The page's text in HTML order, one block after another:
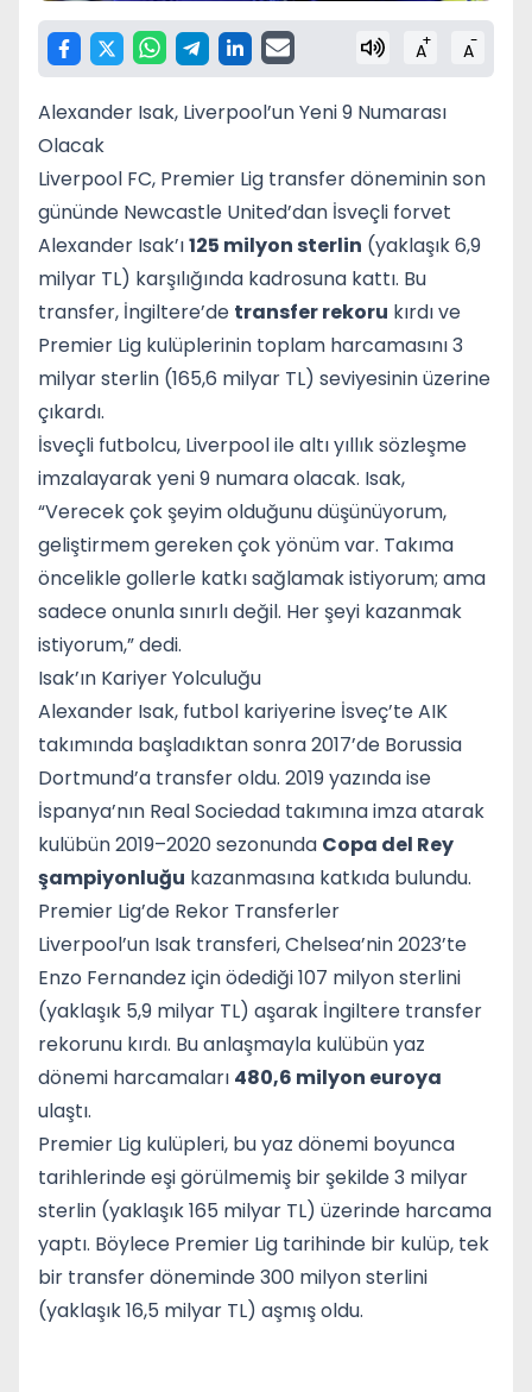
A+ A-
Alexander Isak, Liverpool’un Yeni 9 Numarası
Olacak
Liverpool FC, Premier Lig transfer döneminin son
gününde Newcastle United’dan İsveçli forvet
Alexander Isak’ı125 milyon sterlin (yaklaşık 6,9
milyar TL) karşılığında kadrosuna kattı. Bu
transfer, İngiltere’de transfer rekoru kırdı ve
Premier Lig kulüplerinin toplam harcamasını 3
milyar sterlin (165,6 milyar TL) seviyesinin üzerine
çıkardı.
İsveçli futbolcu, Liverpool ile altı yıllık sözleşme
imzalayarak yeni 9 numara olacak. Isak,
“Verecek çok şeyim olduğunu düşünüyorum,
geliştirmem gereken çok yönüm var. Takıma
öncelikle gollerle katkı sağlamak istiyorum; ama
sadece onunla sınırlı değil. Her şeyi kazanmak
istiyorum,” dedi.
Isak’ın Kariyer Yolculuğu
Alexander Isak, futbol kariyerine İsveç’te AIK
takımında başladıktan sonra 2017’de Borussia
Dortmund’a transfer oldu. 2019 yazında ise
İspanya’nın Real Sociedad takımına imza atarak
kulübün 2019–2020 sezonunda Copa del Rey
şampiyonluğu kazanmasına katkıda bulundu.
Premier Lig’de Rekor Transferler
Liverpool’un Isak transferi, Chelsea’nin 2023’te
Enzo Fernandez için ödediği 107 milyon sterlini
(yaklaşık 5,9 milyar TL) aşarak İngiltere transfer
rekorunu kırdı. Bu anlaşmayla kulübün yaz
dönemi harcamaları 480,6 milyon euroya
ulaştı.
Premier Lig kulüpleri, bu yaz dönemi boyunca
tarihlerinde eşi görülmemiş bir şekilde 3 milyar
sterlin (yaklaşık 165 milyar TL) üzerinde harcama
yaptı. Böylece Premier Lig tarihinde bir kulüp, tek
bir transfer döneminde 300 milyon sterlini
(yaklaşık 16,5 milyar TL) aşmış oldu.